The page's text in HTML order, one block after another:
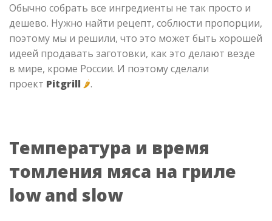
Обычно собрать все ингредиенты не так просто и
дешево. Нужно найти рецепт, соблюсти пропорции,
поэтому мы и решили, что это может быть хорошей
идеей продавать заготовки, как это делают везде
в мире, кроме России. И поэтому сделали
проект Pitgrill 🌶.
Температура и время
томления мяса на гриле
low and slow